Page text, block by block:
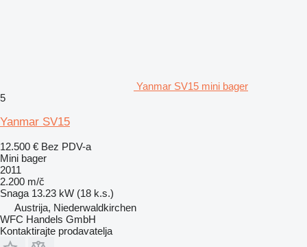
Yanmar SV15 mini bager
5
Yanmar SV15
12.500 € Bez PDV-a
Mini bager
2011
2.200 m/č
Snaga 13.23 kW (18 k.s.)
Austrija, Niederwaldkirchen
WFC Handels GmbH
Kontaktirajte prodavatelja